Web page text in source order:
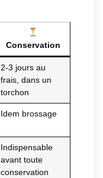
Conservation
2-3 jours au
frais, dans un
torchon
Idem brossage
Indispensable
avant toute
conservation